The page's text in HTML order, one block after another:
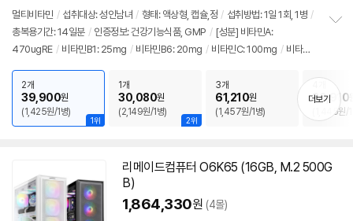
점
리
뷰
멀티비타민 / 섭취대상: 성인남녀 / 형태: 액상형, 캡슐,정 / 섭취방법: 1일 1회, 1병 /
총복용기간: 14일분 / 인증정보: 건강기능식품, GMP / [성분] 비타민A:
470ugRE / 비타민B1: 25mg / 비타민B6: 20mg / 비타민C: 100mg / 비타민
170ug
엽산: 680ugDFE 아연: 10mg
망
간: 3mg / 철분: 7.2mg 크롬: 30ug / 몰리브덴: 65ug / [효능] 철분흡수
눈건
/ 피부건강 / 관절,뼈건강 / 영양보충 / 면역력 / 혈액응고 / 콜레스테롤감소
에
기
1위
2개
39,900원
(1,425원/1병)
2위
1개
30,080원
(2,149원/1병)
3개
61,210원
(1,457원/1병)
80,910
(1,445원/
더보기
리메이드컴퓨터 O6K65 (16GB, M.2 500G
B)
1,864,330원 (4몰)